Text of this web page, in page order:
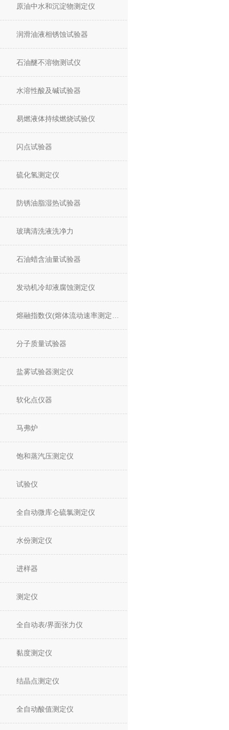
原油中水和沉淀物测定仪
润滑油液相锈蚀试验器
石油醚不溶物测试仪
水溶性酸及碱试验器
易燃液体持续燃烧试验仪
闪点试验器
硫化氢测定仪
防锈油脂湿热试验器
玻璃清洗液洗净力
石油蜡含油量试验器
发动机冷却液腐蚀测定仪
分子质量试验器
盐雾试验器测定仪
软化点仪器
马弗炉
饱和蒸汽压测定仪
试验仪
全自动微库仑硫氯测定仪
水份测定仪
进样器
测定仪
全自动表/界面张力仪
黏度测定仪
结晶点测定仪
全自动酸值测定仪